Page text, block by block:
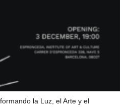
la Luz, el Arte y el